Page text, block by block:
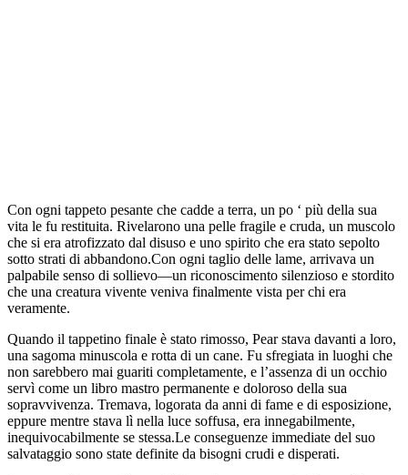
Con ogni tappeto pesante che cadde a terra, un po ‘ più della sua
vita le fu restituita. Rivelarono una pelle fragile e cruda, un muscolo
che si era atrofizzato dal disuso e uno spirito che era stato sepolto
sotto strati di abbandono.Con ogni taglio delle lame, arrivava un
palpabile senso di sollievo—un riconoscimento silenzioso e stordito
che una creatura vivente veniva finalmente vista per chi era
veramente.
Quando il tappetino finale è stato rimosso, Pear stava davanti a loro,
una sagoma minuscola e rotta di un cane. Fu sfregiata in luoghi che
non sarebbero mai guariti completamente, e l’assenza di un occhio
servì come un libro mastro permanente e doloroso della sua
sopravvivenza. Tremava, logorata da anni di fame e di esposizione,
eppure mentre stava lì nella luce soffusa, era innegabilmente,
inequivocabilmente se stessa.Le conseguenze immediate del suo
salvataggio sono state definite da bisogni crudi e disperati.